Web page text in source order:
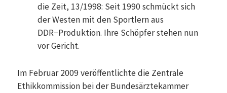
die Zeit, 13/1998: Seit 1990 schmückt sich
der Westen mit den Sportlern aus
DDR−Produktion. Ihre Schöpfer stehen nun
vor Gericht.
Im Februar 2009 veröffentlichte die Zentrale
Ethikkommission bei der Bundesärztekammer